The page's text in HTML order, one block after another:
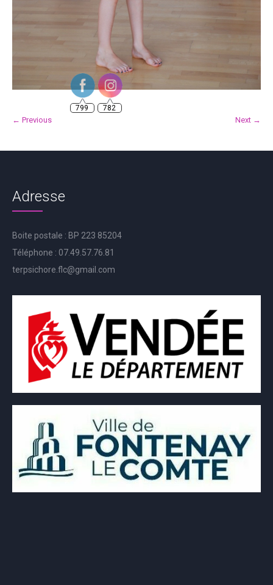
← Previous Next →
Adresse
Boite postale : BP 223 85204
Téléphone : 07.49.57.76.81
terpsichore.flc@gmail.com
799 782